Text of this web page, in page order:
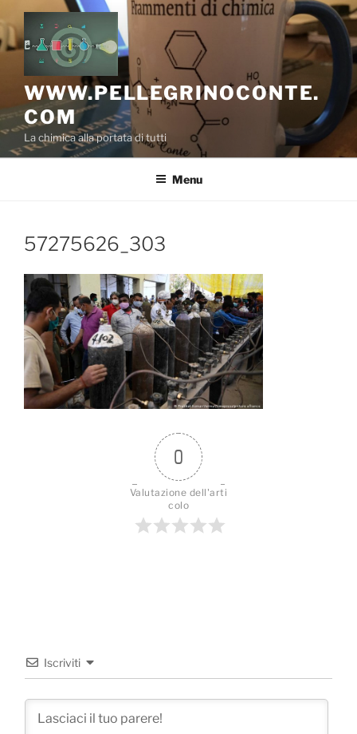
Salta
al
contenuto
WWW.PELLEGRINOCONTE.
COM
La chimica alla portata di tutti
Menu
57275626_303
0
Valutazione dell'arti
colo
Iscriviti